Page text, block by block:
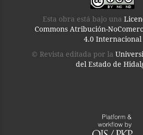
Esta obra está bajo una
Commons Atribución-
4.0 Internacional
© Revista editada por la
del Estado de